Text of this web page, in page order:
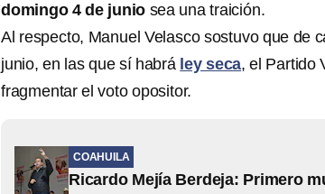
domingo 4 de junio sea una traición.
Al respecto, Manuel Velasco sostuvo que de
junio, en las que sí habrá ley seca, el Partido
fragmentar el voto opositor.
COAHUILA
Ricardo Mejía Berdeja: Primero